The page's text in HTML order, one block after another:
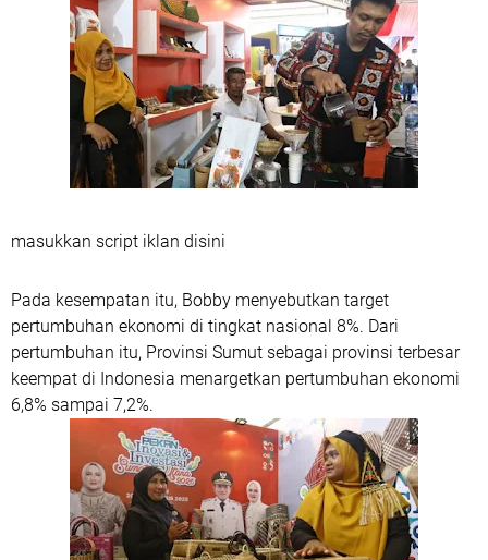
masukkan script iklan disini
Pada kesempatan itu, Bobby menyebutkan target
pertumbuhan ekonomi di tingkat nasional 8%. Dari
pertumbuhan itu, Provinsi Sumut sebagai provinsi terbesar
keempat di Indonesia menargetkan pertumbuhan ekonomi
6,8% sampai 7,2%.